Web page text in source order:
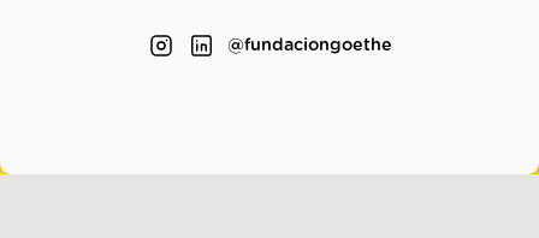
@fundaciongoethe